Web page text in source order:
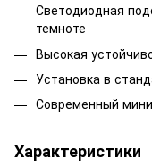
Светодиодная
темноте
Высокая
Установка в
Современный
Характеристики